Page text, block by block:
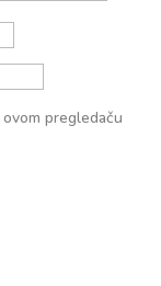
pregledaču